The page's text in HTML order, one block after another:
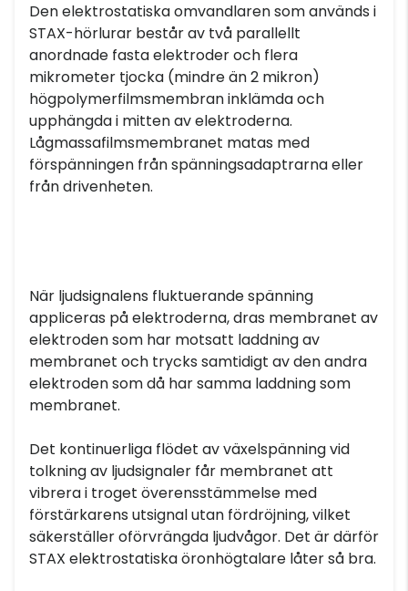
Den elektrostatiska omvandlaren som används i
STAX-hörlurar består av två parallellt
anordnade fasta elektroder och flera
mikrometer tjocka (mindre än 2 mikron)
högpolymerfilmsmembran inklämda och
upphängda i mitten av elektroderna.
Lågmassafilmsmembranet matas med
förspänningen från spänningsadaptrarna eller
från drivenheten.
När ljudsignalens fluktuerande spänning
appliceras på elektroderna, dras membranet av
elektroden som har motsatt laddning av
membranet och trycks samtidigt av den andra
elektroden som då har samma laddning som
membranet.
Det kontinuerliga flödet av växelspänning vid
tolkning av ljudsignaler får membranet att
vibrera i troget överensstämmelse med
förstärkarens utsignal utan fördröjning, vilket
säkerställer oförvrängda ljudvågor. Det är därför
STAX elektrostatiska öronhögtalare låter så bra.